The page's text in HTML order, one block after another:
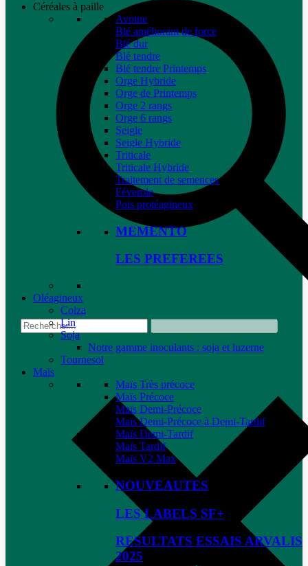
Céréales à paille
Avoine
Blé améliorant de force
Blé dur
Blé tendre
Blé tendre Printemps
Orge Hybride
Orge de Printemps
Orge 2 rangs
Orge 6 rangs
Seigle
Seigle Hybride
Triticale
Triticale Hybride
Traitement de semences
Féverole
Pois protéagineux
MEMENTO
LES PREFEREES
Oléagineux
Colza
Lin
Soja
Notre gamme inoculants : soja et luzerne
Tournesol
Maïs
Maïs Très précoce
Maïs Précoce
Maïs Demi-Précoce
Maïs Demi-Précoce à Demi-Tardif
Maïs Demi-Tardif
Maïs Tardif
Maïs V2 Max
NOUVEAUTES
LES LABELS SF+
RESULTATS ESSAIS ARVALIS
2025